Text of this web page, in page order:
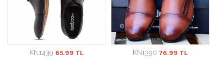
KN1439 65.99 TL KN1390 76.99 TL